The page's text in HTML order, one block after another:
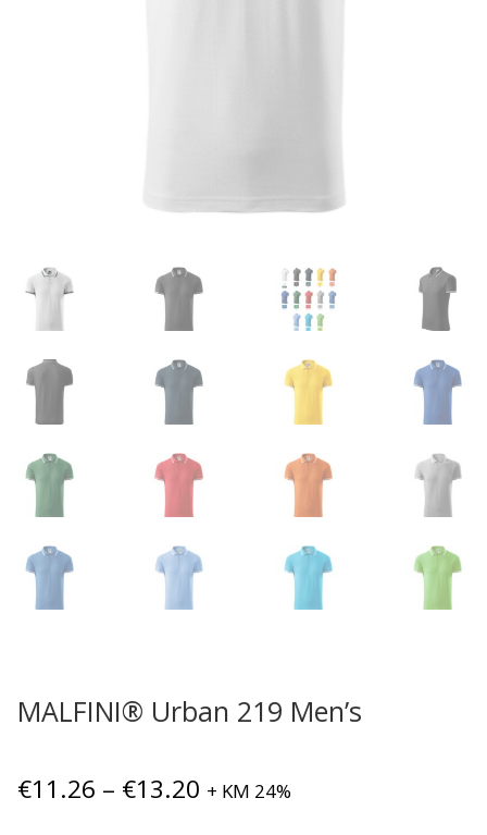
MALFINI® Urban 219 Men’s
€11.26 – €13.20 Hinnavahemik:
+ KM 24%